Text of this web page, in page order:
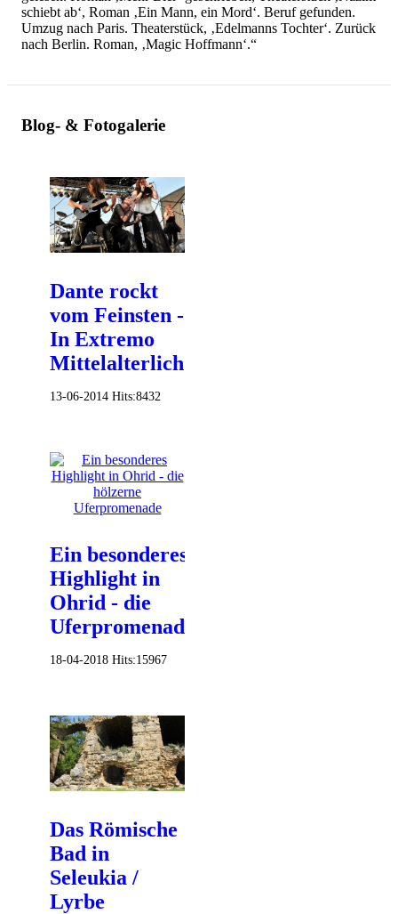
schiebt ab‘, Roman ‚Ein Mann, ein Mord‘. Beruf gefunden.
Umzug nach Paris. Theaterstück, ‚Edelmanns Tochter‘. Zurück
nach Berlin. Roman, ‚Magic Hoffmann‘.“
Blog- & Fotogalerie
Dante rockt
vom Feinsten -
In Extremo
Mittelalterlich!
13-06-2014 Hits:8432
Ein besonderes
Highlight in
Ohrid - die
Uferpromenade
18-04-2018 Hits:15967
Das Römische
Bad in
Seleukia /
Lyrbe